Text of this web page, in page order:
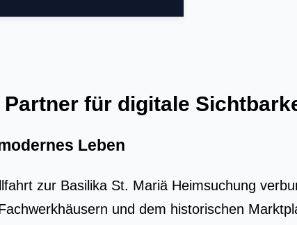
für digitale
Leben
zur Basilika St. Mariä Heimsuchung
und dem historischen